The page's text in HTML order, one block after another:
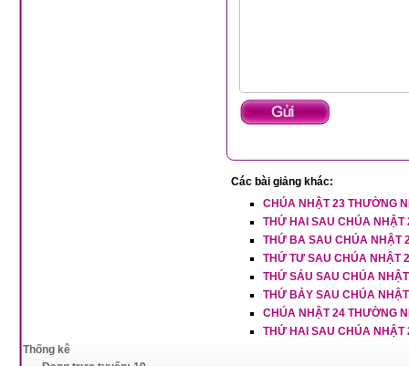
Các bài giảng khác:
CHÚA NHẬT 23 THƯỜNG
THỨ HAI SAU CHÚA NHẬT
THỨ BA SAU CHÚA NHẬT
THỨ TƯ SAU CHÚA NHẬT
THỨ SÁU SAU CHÚA
THỨ BẢY SAU CHÚA
CHÚA NHẬT 24 THƯỜNG
THỨ HAI SAU CHÚA NHẬT
Thống kê